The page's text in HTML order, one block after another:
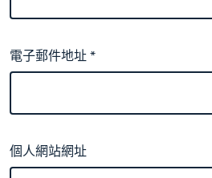
電子郵件地址*
個人網站網址